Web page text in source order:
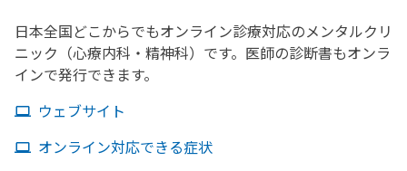
日本全国どこからでもオンライン診療対応のメンタルクリ
ニック（心療内科・精神科）です。医師の診断書もオンラ
インで発行できます。
ウェブサイト
オンライン対応できる症状